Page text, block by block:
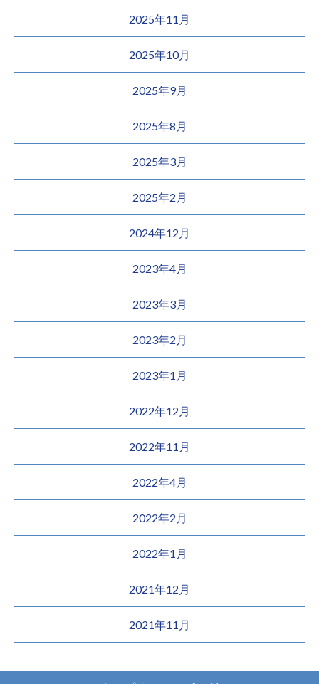
2025年11月
2025年10月
2025年9月
2025年8月
2025年3月
2025年2月
2024年12月
2023年4月
2023年3月
2023年2月
2023年1月
2022年12月
2022年11月
2022年4月
2022年2月
2022年1月
2021年12月
2021年11月